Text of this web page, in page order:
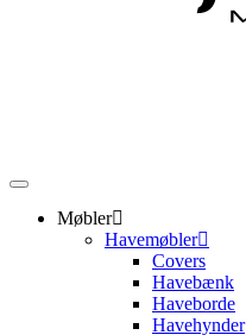
Møbler
Havemøbler
Covers
Havebænk
Haveborde
Havehynder